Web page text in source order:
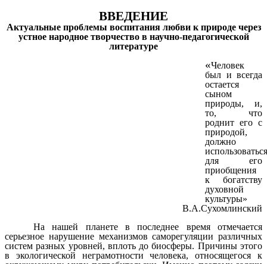
ВВЕДЕНИЕ
Актуальные проблемы воспитания любви к природе через
устное народное творчество в научно-педагогической
литературе
«Человек
был и всегда
остается
сыном
природы, и,
то, что
роднит его с
природой,
должно
использоваться
для его
приобщения
к богатству
духовной
культуры»
В.А.Сухомлинский
На нашей планете в последнее время отмечается
серьезное нарушение механизмов саморегуляции различных
систем разных уровней, вплоть до биосферы. Причины этого
в экологической неграмотности человека, относящегося к